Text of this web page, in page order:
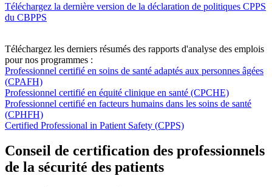
Téléchargez la dernière version de la déclaration de politiques CPPS
du CBPPS
Téléchargez les derniers résumés des rapports d'analyse des emplois
pour nos programmes :
Professionnel certifié en soins de santé adaptés aux personnes âgées
(CPAFH)
Professionnel certifié en équité clinique en santé (CPCHE)
Professionnel certifié en facteurs humains dans les soins de santé
(CPHFH)
Certified Professional in Patient Safety (CPPS)
Conseil de certification des professionnels
de la sécurité des patients